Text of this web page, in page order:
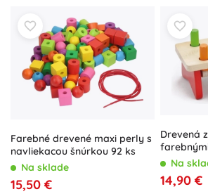
Farebné drevené maxi perly s
navliekacou šnúrkou 92 ks
Na sklade
15,50 €
Drevená
Na
14,90 €